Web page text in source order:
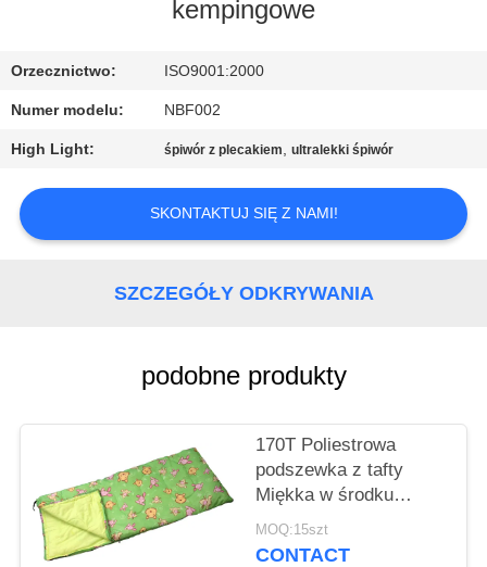
KONTROLA
SKONTAKTUJ
SIĘ
NAMI
SITEMAP
kempingowe
Orzecznictwo: ISO9001:2000
Numer modelu: NBF002
High Light: śpiwór z plecakiem,ultralekki śpiwór
SKONTAKTUJ SIĘ Z NAMI!
SZCZEGÓŁY ODKRYWANIA
podobne produkty
170T Poliestrowa
podszewka z tafty
Miękka w środku
bawełniana śpiwór
kempingowy 200gsm
MOQ:15szt
CONTACT